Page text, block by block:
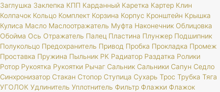
Заглушка Заклепка КПП Карданный Каретка Картер Клин
Колпачок Кольцо Комплект Корзина Корпус Кронштейн Крышка
Кулиса Масло Маслоотражатель Муфта Наконечник Облицовка
Обойма Ось Отражатель Палец Пластина Плунжер Подшипник
Полукольцо Предохранитель Привод Пробка Прокладка Промеж
Проставка Пружина Пыльник РК Радиатор Раздатка Ролики
Ротор Рукоятка Рукоятки Рычаг Сальник Сальники Сапун Седло
Синхронизатор Стакан Стопор Ступица Сухарь Трос Трубка Тяга
УГОЛОК Удлинитель Уплотнитель Фильтр Флажки Флажок